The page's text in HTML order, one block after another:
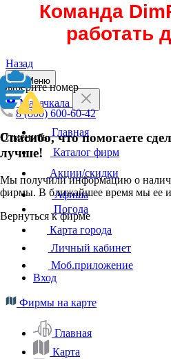
Команда
работать
Назад
Выберите номер
8 (800) 600-60-42
Отменить
Спасибо, что помогаете
лучше!
Мы получили информацию о
фирмы. В ближайшее время мы ее
Вернуться к фирме
Меню
Махачкала
Главная
Каталог фирм
Акции/скидки
Афиша
Погода
Карта города
Личный кабинет
Моб.приложение
Вход
Фирмы на карте
Главная
Карта